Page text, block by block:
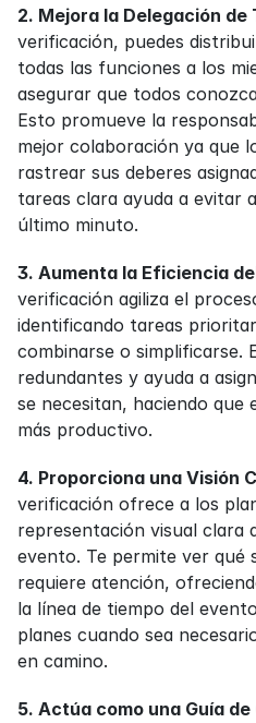
2. Mejora la Delegación de
verificación, puedes
todas las funciones a los
asegurar que todos
Esto promueve la
mejor colaboración ya que
rastrear sus deberes
tareas clara ayuda a evitar
último minuto.
3. Aumenta la Eficiencia
verificación agiliza el
identificando tareas
combinarse o simplificarse.
redundantes y ayuda a
se necesitan, haciendo que
más productivo.
4. Proporciona una Visión
verificación ofrece a los
representación visual clara
evento. Te permite ver qué
requiere atención,
la línea de tiempo del
planes cuando sea
en camino.
5. Actúa como una Guía